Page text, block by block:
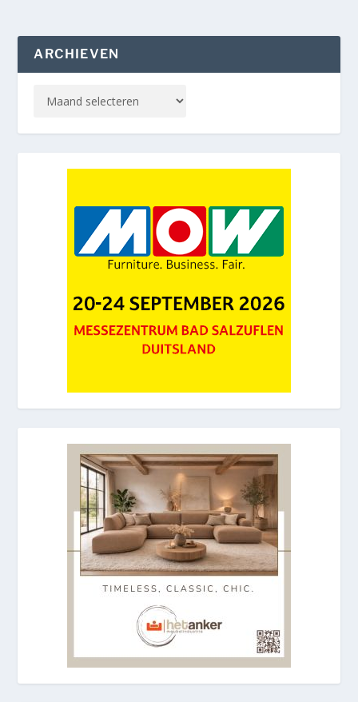
ARCHIEVEN